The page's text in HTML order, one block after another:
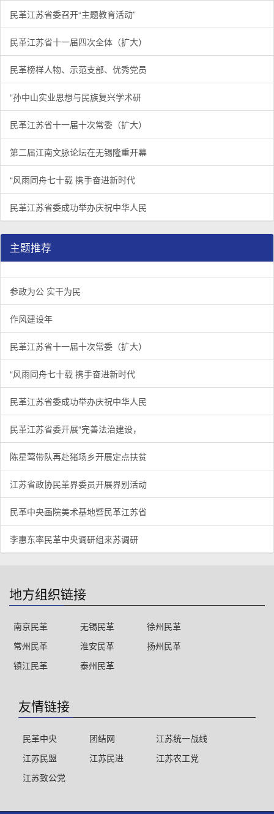
民革江苏省委召开“主题教育活动”
民革江苏省十一届四次全体（扩大）
民革榜样人物、示范支部、优秀党员
“孙中山实业思想与民族复兴学术研
民革江苏省十一届十次常委（扩大）
第二届江南文脉论坛在无锡隆重开幕
“风雨同舟七十载 携手奋进新时代
民革江苏省委成功举办庆祝中华人民
主题推荐
参政为公 实干为民
作风建设年
民革江苏省十一届十次常委（扩大）
“风雨同舟七十载 携手奋进新时代
民革江苏省委成功举办庆祝中华人民
民革江苏省委开展“完善法治建设，
陈星莺带队再赴猪场乡开展定点扶贫
江苏省政协民革界委员开展界别活动
民革中央画院美术基地暨民革江苏省
李惠东率民革中央调研组来苏调研
地方组织链接
南京民革 无锡民革
徐州民革
常州民革
淮安民革
扬州民革
镇江民革
泰州民革
友情链接
民革中央 团结网
江苏统一战线
江苏民盟
江苏民进
江苏农工党
江苏致公党